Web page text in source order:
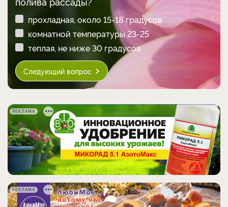
прохладная, около 15-18 градусов
комнатной температуры 23-25
теплая, не ниже 30 градусов
Следующий вопрос
РЕКЛАМА
РЕКЛАМА